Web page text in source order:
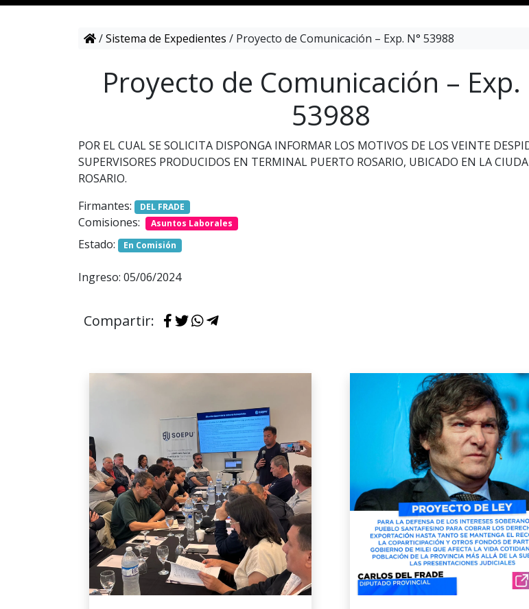
/Sistema de Expedientes / Proyecto de Comunicación – Exp. N° 53988
Proyecto de Comunicación – Exp.
53988
POR EL CUAL SE SOLICITA DISPONGA INFORMAR LOS MOTIVOS DE LOS VEINTE
SUPERVISORES PRODUCIDOS EN TERMINAL PUERTO ROSARIO, UBICADO EN LA
ROSARIO.
Firmantes:
DEL FRADE
Comisiones: Asuntos Laborales
Estado: En Comisión
Ingreso: 05/06/2024
Compartir: